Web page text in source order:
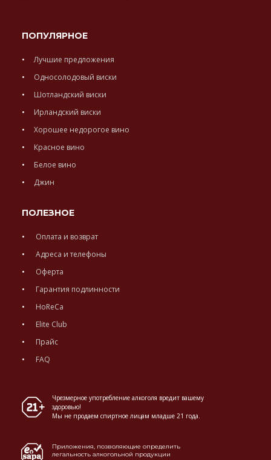
ПОПУЛЯРНОЕ
Лучшие предложения
Односолодовый виски
Шотландский виски
Ирландский виски
Хорошее недорогое вино
Красное вино
Белое вино
Джин
ПОЛЕЗНОЕ
Оплата и возврат
Адреса и телефоны
Оферта
Гарантия подлинности
HoReCa
Elite Club
Прайс
FAQ
Чрезмерное употребление алкоголя вредит вашему
здоровью!
Мы не продаем спиртное лицам младше 21 года.
Приложения, позволяющие определить
легальность алкогольной продукции